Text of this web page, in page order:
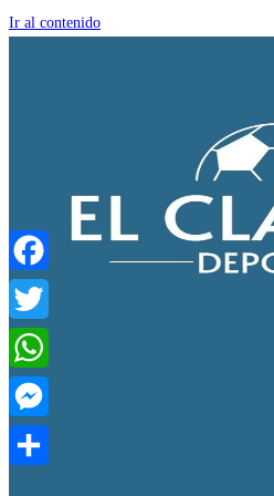
Ir al contenido
Facebook
Twitter
WhatsApp
Messenger